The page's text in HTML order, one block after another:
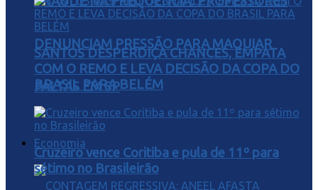
DENUNCIAM PRESSÃO PARA MAQUIAR
FALTAS EM SP
Economia
SANTOS DESPERDIÇA CHANCES, EMPATA
COM O REMO E LEVA DECISÃO DA COPA DO
BRASIL PARA BELÉM
Cruzeiro vence Coritiba e pula de 11º para
sétimo no Brasileirão